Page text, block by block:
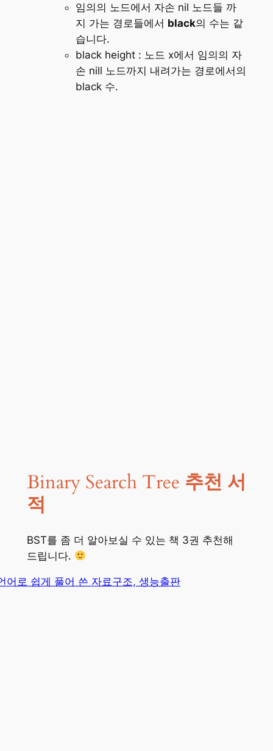
임의의 노드에서 자손 nil 노드들 까
지 가는 경로들에서 black의 수는 같
습니다.
black height : 노드 x에서 임의의 자
손 nill 노드까지 내려가는 경로에서의
black 수.
Binary Search Tree 추천 서
적
BST를 좀 더 알아보실 수 있는 책 3권 추천해
드립니다.